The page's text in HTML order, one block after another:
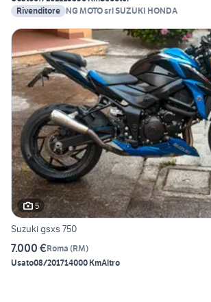
Rivenditore NG MOTO srl SUZUKI HONDA
5
Suzuki gsxs 750
7.000 €Roma (RM)
Usato08/201714000 KmAltro